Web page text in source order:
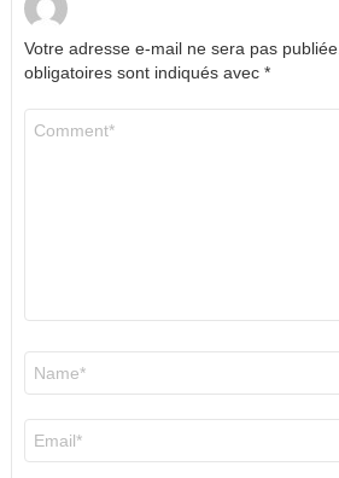
Votre adresse e-mail ne sera pas publiée.
obligatoires sont indiqués avec *
mail
*